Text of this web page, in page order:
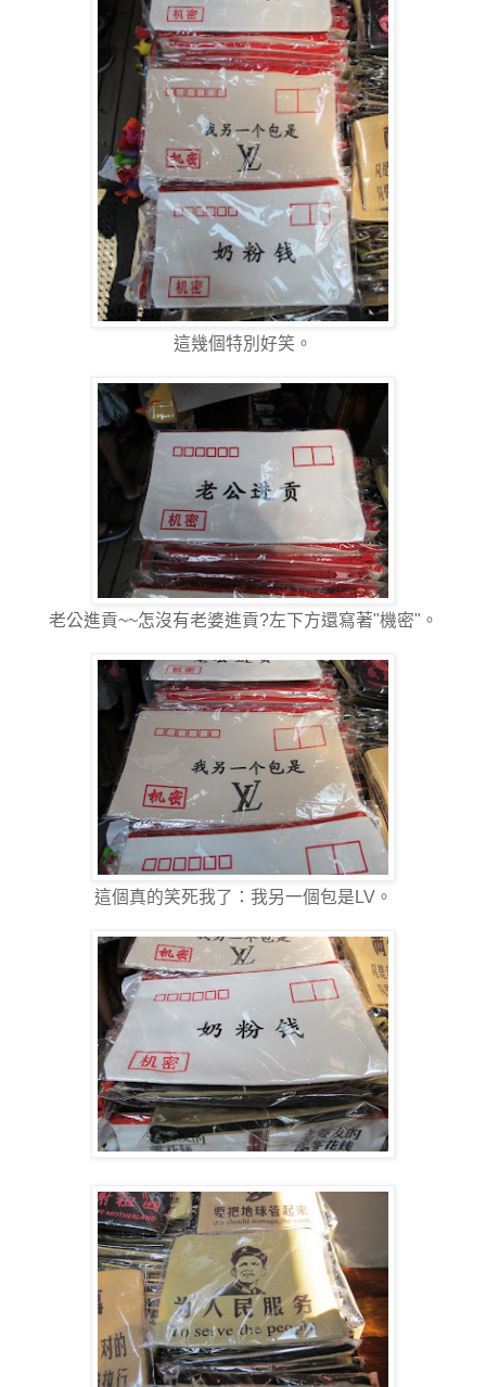
這幾個特別好笑。
老公進貢~~怎沒有老婆進貢?左下方還寫著"機密"。
這個真的笑死我了：我另一個包是LV。